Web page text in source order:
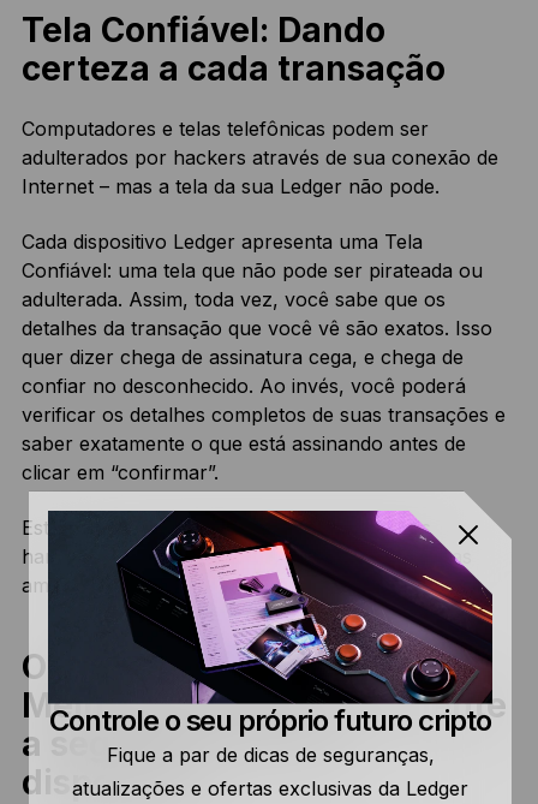
Tela Confiável: Dando
certeza a cada transação
Computadores e telas telefônicas podem ser
adulterados por hackers através de sua conexão de
Internet – mas a tela da sua Ledger não pode.
Cada dispositivo Ledger apresenta uma Tela
Confiável: uma tela que não pode ser pirateada ou
adulterada. Assim, toda vez, você sabe que os
detalhes da transação que você vê são exatos. Isso
quer dizer chega de assinatura cega, e chega de
confiar no desconhecido. Ao invés, você poderá
verificar os detalhes completos de suas transações e
saber exatamente o que está assinando antes de
clicar em “confirmar”.
Este é outro componente físico das carteiras
hardware da Ledger que lhe permite minimizar as
ameaças.
O Donjon Ledger:
Melhorando constantemente
a segurança do seu
dispositivo
Controle o seu próprio futuro cripto
Fique a par de dicas de seguranças,
atualizações e ofertas exclusivas da Ledger